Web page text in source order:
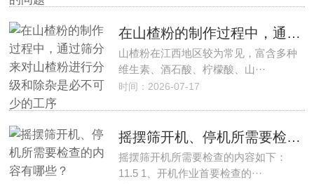
在山楂粉的制作过程中，通过筛分来对山楂粉进行分级和除杂是必不可少的工序
山楂粉在江西地区较为常见，富含多种
维生素、酒石酸、柠檬酸、山···
时间：2026-07-17
摇摆筛开机、停机所需要检查的内容有哪些？
摇摆筛开机所需要检查的内容如下：
11.5 1、开机作业首要检查的···